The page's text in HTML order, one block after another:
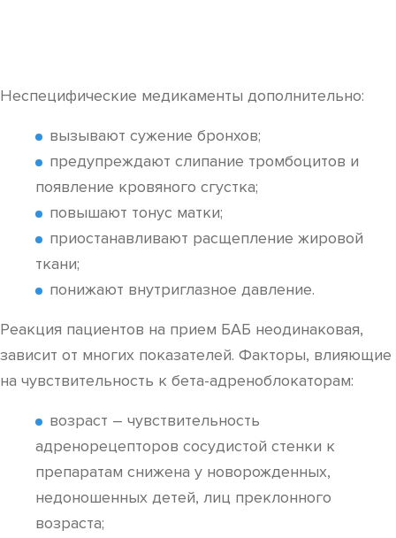
Неспецифические медикаменты дополнительно:
вызывают сужение бронхов;
предупреждают слипание тромбоцитов и
появление кровяного сгустка;
повышают тонус матки;
приостанавливают расщепление жировой
ткани;
понижают внутриглазное давление.
Реакция пациентов на прием БАБ неодинаковая,
зависит от многих показателей. Факторы, влияющие
на чувствительность к бета-адреноблокаторам:
возраст – чувствительность
адренорецепторов сосудистой стенки к
препаратам снижена у новорожденных,
недоношенных детей, лиц преклонного
возраста;